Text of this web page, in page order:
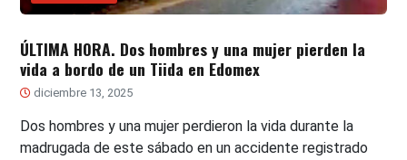
ÚLTIMA HORA. Dos hombres y una mujer pierden la
vida a bordo de un Tiida en Edomex
diciembre 13, 2025
Dos hombres y una mujer perdieron la vida durante la
madrugada de este sábado en un accidente registrado